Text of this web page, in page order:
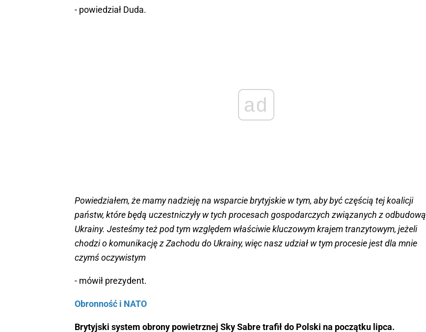
- powiedział Duda.
ad
Powiedziałem, że mamy nadzieję na wsparcie brytyjskie w tym, aby być częścią tej koalicji
państw, które będą uczestniczyły w tych procesach gospodarczych związanych z odbudową
Ukrainy. Jesteśmy też pod tym względem właściwie kluczowym krajem tranzytowym, jeżeli
chodzi o komunikację z Zachodu do Ukrainy, więc nasz udział w tym procesie jest dla mnie
czymś oczywistym
- mówił prezydent.
Obronność i NATO
Brytyjski system obrony powietrznej Sky Sabre trafił do Polski na początku lipca.